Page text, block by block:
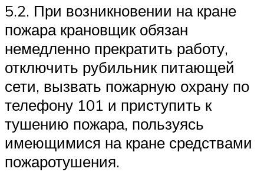
5.2. При возникновении на кране
пожара крановщик обязан
немедленно прекратить работу,
отключить рубильник питающей
сети, вызвать пожарную охрану по
телефону 101 и приступить к
тушению пожара, пользуясь
имеющимися на кране средствами
пожаротушения.